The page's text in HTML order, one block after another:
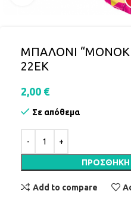
ΜΠΑΛΟΝΙ
22ΕΚ
2,00 €
Σε απόθεμα
ΠΡΟΣΘΉΚΗ
Add to compare